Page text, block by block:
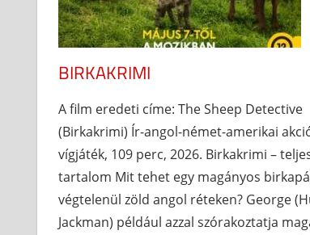
BIRKAKRIMI
A film eredeti címe: The Sheep Detective
(Birkakrimi) Ír-angol-német-amerikai
vígjáték, 109 perc, 2026. Birkakrimi –
tartalom Mit tehet egy magányos
végtelenül zöld angol réteken? George
Jackman) például azzal szórakoztatja